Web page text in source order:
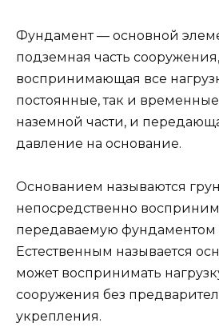
Фундамент — основной
подземная часть сооружения,
воспринимающая все
постоянные, так и
наземной части, и
давление на основание.
Основанием называются
непосредственно
передаваемую фундаментом
Естественным называется
может воспринимать
сооружения без
укрепления.